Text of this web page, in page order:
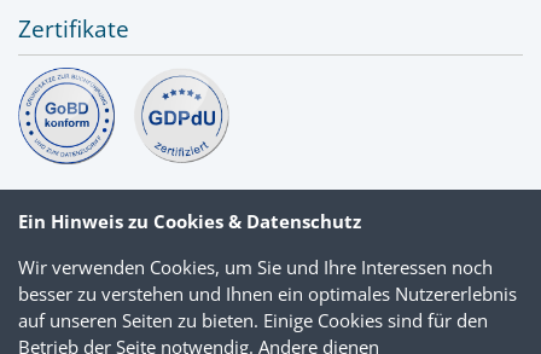
Zertifikate
Ein Hinweis zu Cookies & Datenschutz
Wir verwenden Cookies, um Sie und Ihre Interessen noch
besser zu verstehen und Ihnen ein optimales Nutzererlebnis
auf unseren Seiten zu bieten. Einige Cookies sind für den
Betrieb der Seite notwendig. Andere dienen